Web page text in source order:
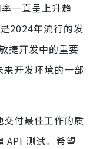
一直呈上升趋
2024年流行的发
捷开发中的重要
开发环境的一部
付最佳工作的质
API 测试。希望